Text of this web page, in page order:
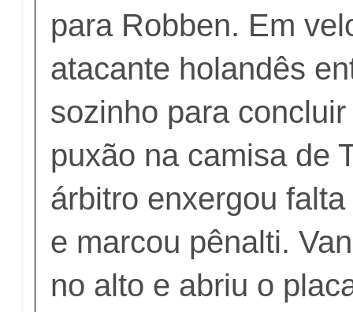
para Robben. Em
atacante holandês
sozinho para
puxão na camisa de
árbitro enxergou
e marcou pênalti.
no alto e abriu o